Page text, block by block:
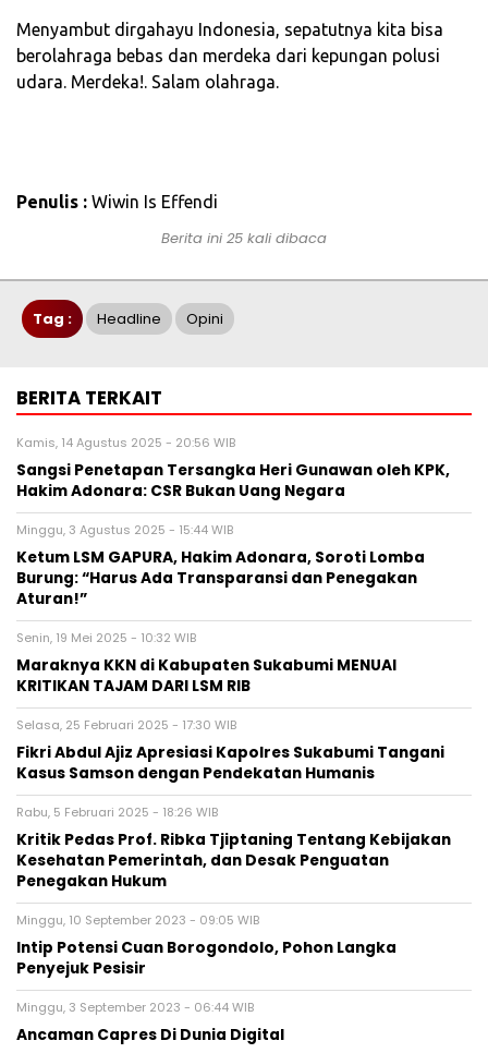
Menyambut dirgahayu Indonesia, sepatutnya kita bisa
berolahraga bebas dan merdeka dari kepungan polusi
udara. Merdeka!. Salam olahraga.
Penulis : Wiwin Is Effendi
Berita ini 25 kali dibaca
Tag : Headline Opini
BERITA TERKAIT
Kamis, 14 Agustus 2025 - 20:56 WIB
‎Sangsi Penetapan Tersangka Heri Gunawan oleh KPK,
Hakim Adonara: CSR Bukan Uang Negara‎
Minggu, 3 Agustus 2025 - 15:44 WIB
Ketum LSM GAPURA, Hakim Adonara, Soroti Lomba
Burung: “Harus Ada Transparansi dan Penegakan
Aturan!”
Senin, 19 Mei 2025 - 10:32 WIB
Maraknya KKN di Kabupaten Sukabumi MENUAI
KRITIKAN TAJAM DARI LSM RIB
Selasa, 25 Februari 2025 - 17:30 WIB
Fikri Abdul Ajiz Apresiasi Kapolres Sukabumi Tangani
Kasus Samson dengan Pendekatan Humanis
Rabu, 5 Februari 2025 - 18:26 WIB
Kritik Pedas Prof. Ribka Tjiptaning Tentang Kebijakan
Kesehatan Pemerintah, dan Desak Penguatan
Penegakan Hukum
Minggu, 10 September 2023 - 09:05 WIB
Intip Potensi Cuan Borogondolo, Pohon Langka
Penyejuk Pesisir
Minggu, 3 September 2023 - 06:44 WIB
Ancaman Capres Di Dunia Digital